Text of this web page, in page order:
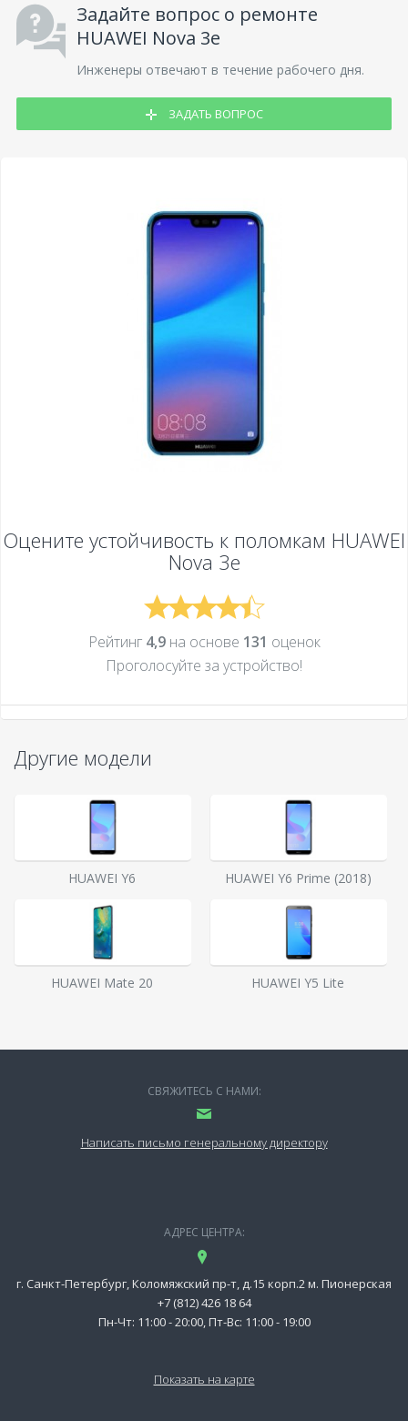
Задайте вопрос о ремонте
HUAWEI Nova 3e
Инженеры отвечают в течение рабочего дня.
ЗАДАТЬ ВОПРОС
Оцените устойчивость к поломкам HUAWEI
Nova 3e
Рейтинг 4,9на основе 131 оценок
Проголосуйте за устройcтво!
Другие модели
HUAWEI Y6 HUAWEI Y6 Prime (2018)
HUAWEI Mate 20 HUAWEI Y5 Lite
СВЯЖИТЕСЬ С НАМИ:
Написать письмо генеральному директору
АДРЕС ЦЕНТРА:
г. Санкт-Петербург, Коломяжский пр-т, д.15 корп.2 м. Пионерская
+7 (812) 426 18 64
Пн-Чт: 11:00 - 20:00, Пт-Вс: 11:00 - 19:00
Показать на карте